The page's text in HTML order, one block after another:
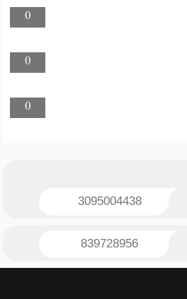
0
0
0
3095004438
839728956